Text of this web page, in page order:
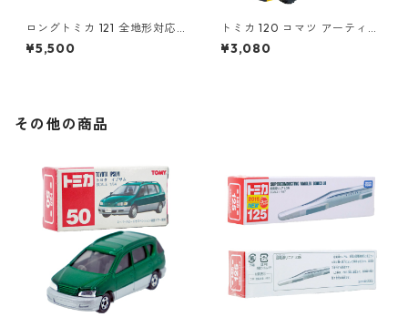
ロングトミカ 121 全地形対応
車 レッドサラマンダー / エク
ストリームV #10857754
¥5,500
トミカ 120 コマツ アーティキ
ュレート ダンプトラック #10
639688
¥3,080
その他の商品